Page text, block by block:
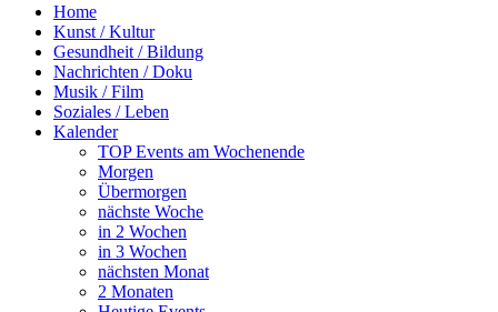
Home
Kunst / Kultur
Gesundheit / Bildung
Nachrichten / Doku
Musik / Film
Soziales / Leben
Kalender
TOP Events am Wochenende
Morgen
Übermorgen
nächste Woche
in 2 Wochen
in 3 Wochen
nächsten Monat
2 Monaten